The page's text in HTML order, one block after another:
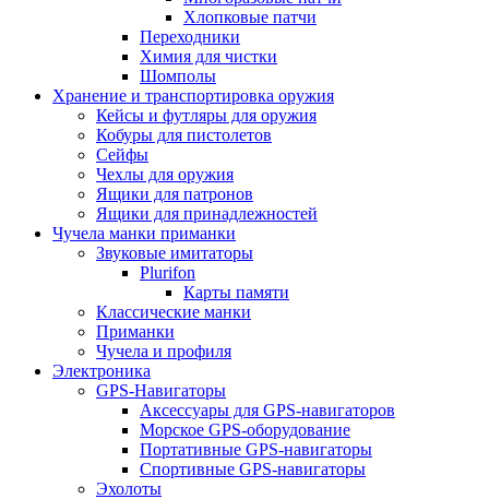
Хлопковые патчи
Переходники
Химия для чистки
Шомполы
Хранение и транспортировка оружия
Кейсы и футляры для оружия
Кобуры для пистолетов
Сейфы
Чехлы для оружия
Ящики для патронов
Ящики для принадлежностей
Чучела манки приманки
Звуковые имитаторы
Plurifon
Карты памяти
Классические манки
Приманки
Чучела и профиля
Электроника
GPS-Навигаторы
Аксессуары для GPS-навигаторов
Морское GPS-оборудование
Портативные GPS-навигаторы
Спортивные GPS-навигаторы
Эхолоты